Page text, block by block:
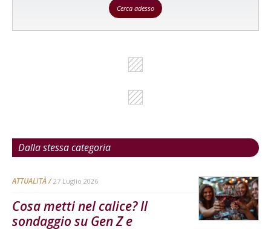
Cerca adesso
Dalla stessa categoria
ATTUALITÀ 27 Luglio 2026
Cosa metti nel calice? Il
sondaggio su Gen Z e